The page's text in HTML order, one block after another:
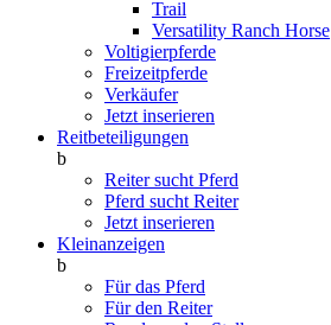
Trail
Versatility Ranch Horse
Voltigierpferde
Freizeitpferde
Verkäufer
Jetzt inserieren
Reitbeteiligungen
b
Reiter sucht Pferd
Pferd sucht Reiter
Jetzt inserieren
Kleinanzeigen
b
Für das Pferd
Für den Reiter